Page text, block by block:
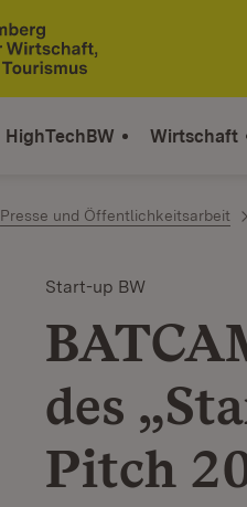
HighTechBW Wirtschaft
Presse und Öffentlichkeitsarbeit
Start-up BW
des
Pitch